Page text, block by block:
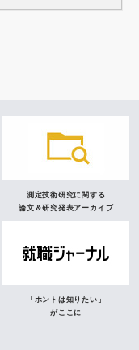
測定技術研究に関する
論文＆研究発表アーカイブ
「ホントは知りたい」
がここに